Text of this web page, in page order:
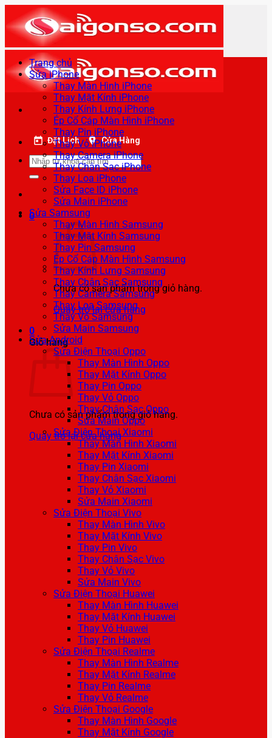
qua
nội
dung
Đặt Lịch Cửa Hàng
Tìm
kiếm:
0
Chưa có sản phẩm trong giỏ hàng.
Quay trở lại cửa hàng
0
Giỏ hàng
Chưa có sản phẩm trong giỏ hàng.
Quay trở lại cửa hàng
Trang chủ
Sửa iPhone
Thay Màn Hình iPhone
Thay Mặt Kính iPhone
Thay Kính Lưng iPhone
Ép Cổ Cáp Màn Hình iPhone
Thay Pin iPhone
Thay Vỏ iPhone
Thay Camera iPhone
Thay Chân Sạc iPhone
Thay Loa iPhone
Sửa Face ID iPhone
Sửa Main iPhone
Sửa Samsung
Thay Màn Hình Samsung
Thay Mặt Kính Samsung
Thay Pin Samsung
Ép Cổ Cáp Màn Hình Samsung
Thay Kính Lưng Samsung
Thay Chân Sạc Samsung
Thay Camera Samsung
Thay Loa Samsung
Thay Vỏ Samsung
Sửa Main Samsung
Sửa Android
Sửa Điện Thoại Oppo
Thay Màn Hình Oppo
Thay Mặt Kính Oppo
Thay Pin Oppo
Thay Vỏ Oppo
Thay Chân Sạc Oppo
Sửa Main Oppo
Sửa Điện Thoại Xiaomi
Thay Màn Hình Xiaomi
Thay Mặt Kính Xiaomi
Thay Pin Xiaomi
Thay Chân Sạc Xiaomi
Thay Vỏ Xiaomi
Sửa Main Xiaomi
Sửa Điện Thoại Vivo
Thay Màn Hình Vivo
Thay Mặt Kính Vivo
Thay Pin Vivo
Thay Chân Sạc Vivo
Thay Vỏ Vivo
Sửa Main Vivo
Sửa Điện Thoại Huawei
Thay Màn Hình Huawei
Thay Mặt Kính Huawei
Thay Vỏ Huawei
Thay Pin Huawei
Sửa Điện Thoại Realme
Thay Màn Hình Realme
Thay Mặt Kính Realme
Thay Pin Realme
Thay Vỏ Realme
Sửa Điện Thoại Google
Thay Màn Hình Google
Thay Mặt Kính Google